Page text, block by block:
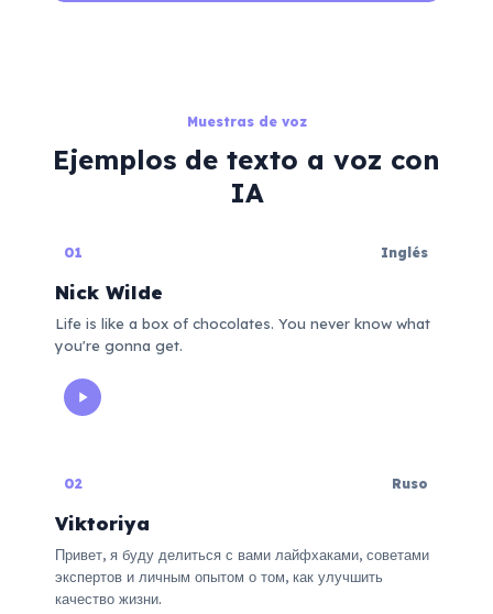
Muestras de voz
Ejemplos de texto a voz con
IA
01 Inglés
Nick Wilde
Life is like a box of chocolates. You never know what
you're gonna get.
02 Ruso
Viktoriya
Привет, я буду делиться с вами лайфхаками, советами
экспертов и личным опытом о том, как улучшить
качество жизни.